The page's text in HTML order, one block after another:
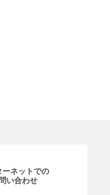
ーネットでの
い合わせ